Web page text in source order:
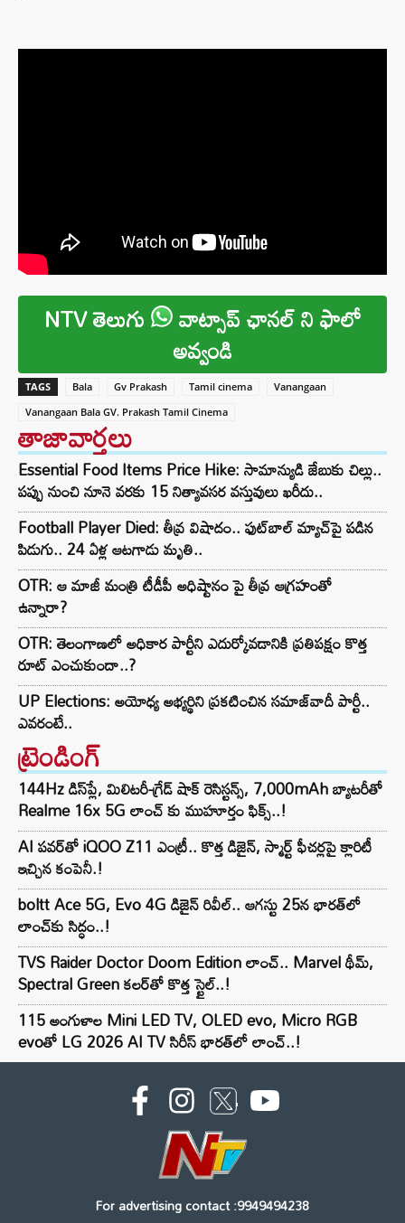
NTV తెలుగు వాట్సాప్ ఛానల్ ని ఫాలో
అవ్వండి
TAGS Bala Gv Prakash Tamil cinema
Vanangaan
Vanangaan Bala GV. Prakash Tamil Cinema
తాజావార్తలు
Essential Food Items Price Hike: సామాన్యుడి జేబుకు చిల్లు..
పప్పు నుంచి నూనె వరకు 15 నిత్యావసర వస్తువులు ఖరీదు..
Football Player Died: తీవ్ర విషాదం.. ఫుట్‌బాల్ మ్యాచ్‌పై పడిన
పిడుగు.. 24 ఏళ్ల ఆటగాడు మృతి..
OTR: ఆ మాజీ మంత్రి టీడీపీ అధిష్టానం పై తీవ్ర ఆగ్రహంతో
ఉన్నారా?
OTR: తెలంగాణలో అధికార పార్టీని ఎదుర్కోవడానికి ప్రతిపక్షం కొత్త
రూట్‌ ఎంచుకుందా..?
UP Elections: అయోధ్య అభ్యర్థిని ప్రకటించిన సమాజ్‌వాదీ పార్టీ..
ఎవరంటే..
ట్రెండింగ్‌
144Hz డిస్‌ప్లే, మిలిటరీ-గ్రేడ్ షాక్ రెసిస్టన్స్, 7,000mAh బ్యాటరీతో
Realme 16x 5G లాంచ్ కు ముహూర్తం ఫిక్స్..!
AI పవర్‌తో iQOO Z11 ఎంట్రీ.. కొత్త డిజైన్, స్మార్ట్ ఫీచర్లపై క్లారిటీ
ఇచ్చిన కంపెనీ.!
boltt Ace 5G, Evo 4G డిజైన్ రివీల్.. ఆగస్టు 25న భారత్‌లో
లాంచ్‌కు సిద్ధం..!
TVS Raider Doctor Doom Edition లాంచ్.. Marvel థీమ్,
Spectral Green కలర్‌తో కొత్త స్టైల్..!
115 అంగుళాల Mini LED TV, OLED evo, Micro RGB
evoతో LG 2026 AI TV సిరీస్ భారత్‌లో లాంచ్..!
For advertising contact :9949494238